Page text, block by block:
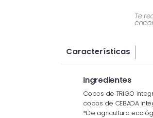
Te
Características
Ingredientes
Copos de TRIGO
copos de CEBADA
*De agricultura